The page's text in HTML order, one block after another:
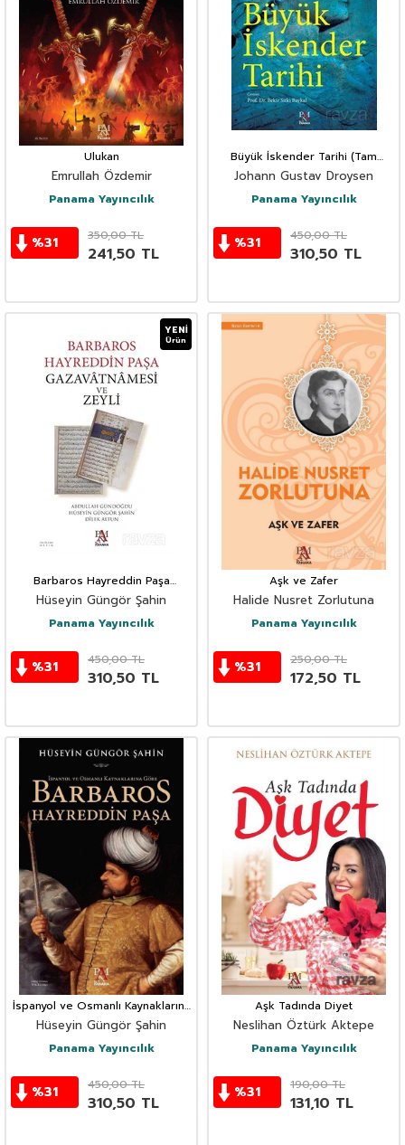
Ulukan
Emrullah Özdemir
Panama Yayıncılık
%31 350,00TL
241,50 TL
Büyük İskender Tarihi (Tam
Metin)
Johann Gustav Droysen
Panama Yayıncılık
%31 450,00TL
310,50 TL
YENI
Ürün
Barbaros Hayreddin Paşa
Gazavatnamesi ve Zeyli
Hüseyin Güngör Şahin
Panama Yayıncılık
%31 450,00TL
310,50 TL
Aşk ve Zafer
Halide Nusret Zorlutuna
Panama Yayıncılık
%31 250,00TL
172,50 TL
İspanyol ve Osmanlı Kaynaklarına
Göre Barbaros Hayreddin Paşa
Hüseyin Güngör Şahin
Panama Yayıncılık
%31 450,00TL
310,50 TL
Aşk Tadında Diyet
Neslihan Öztürk Aktepe
Panama Yayıncılık
%31 190,00TL
131,10 TL